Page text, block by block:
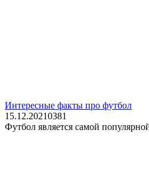
Интересные факты про футбол
15.12.20210381
Футбол является самой